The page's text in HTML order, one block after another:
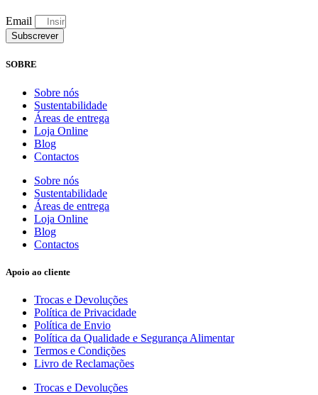
Email
Subscrever
SOBRE
Sobre nós
Sustentabilidade
Áreas de entrega
Loja Online
Blog
Contactos
Sobre nós
Sustentabilidade
Áreas de entrega
Loja Online
Blog
Contactos
Apoio ao cliente
Trocas e Devoluções
Política de Privacidade
Política de Envio
Política da Qualidade e Segurança Alimentar
Termos e Condições
Livro de Reclamações
Trocas e Devoluções